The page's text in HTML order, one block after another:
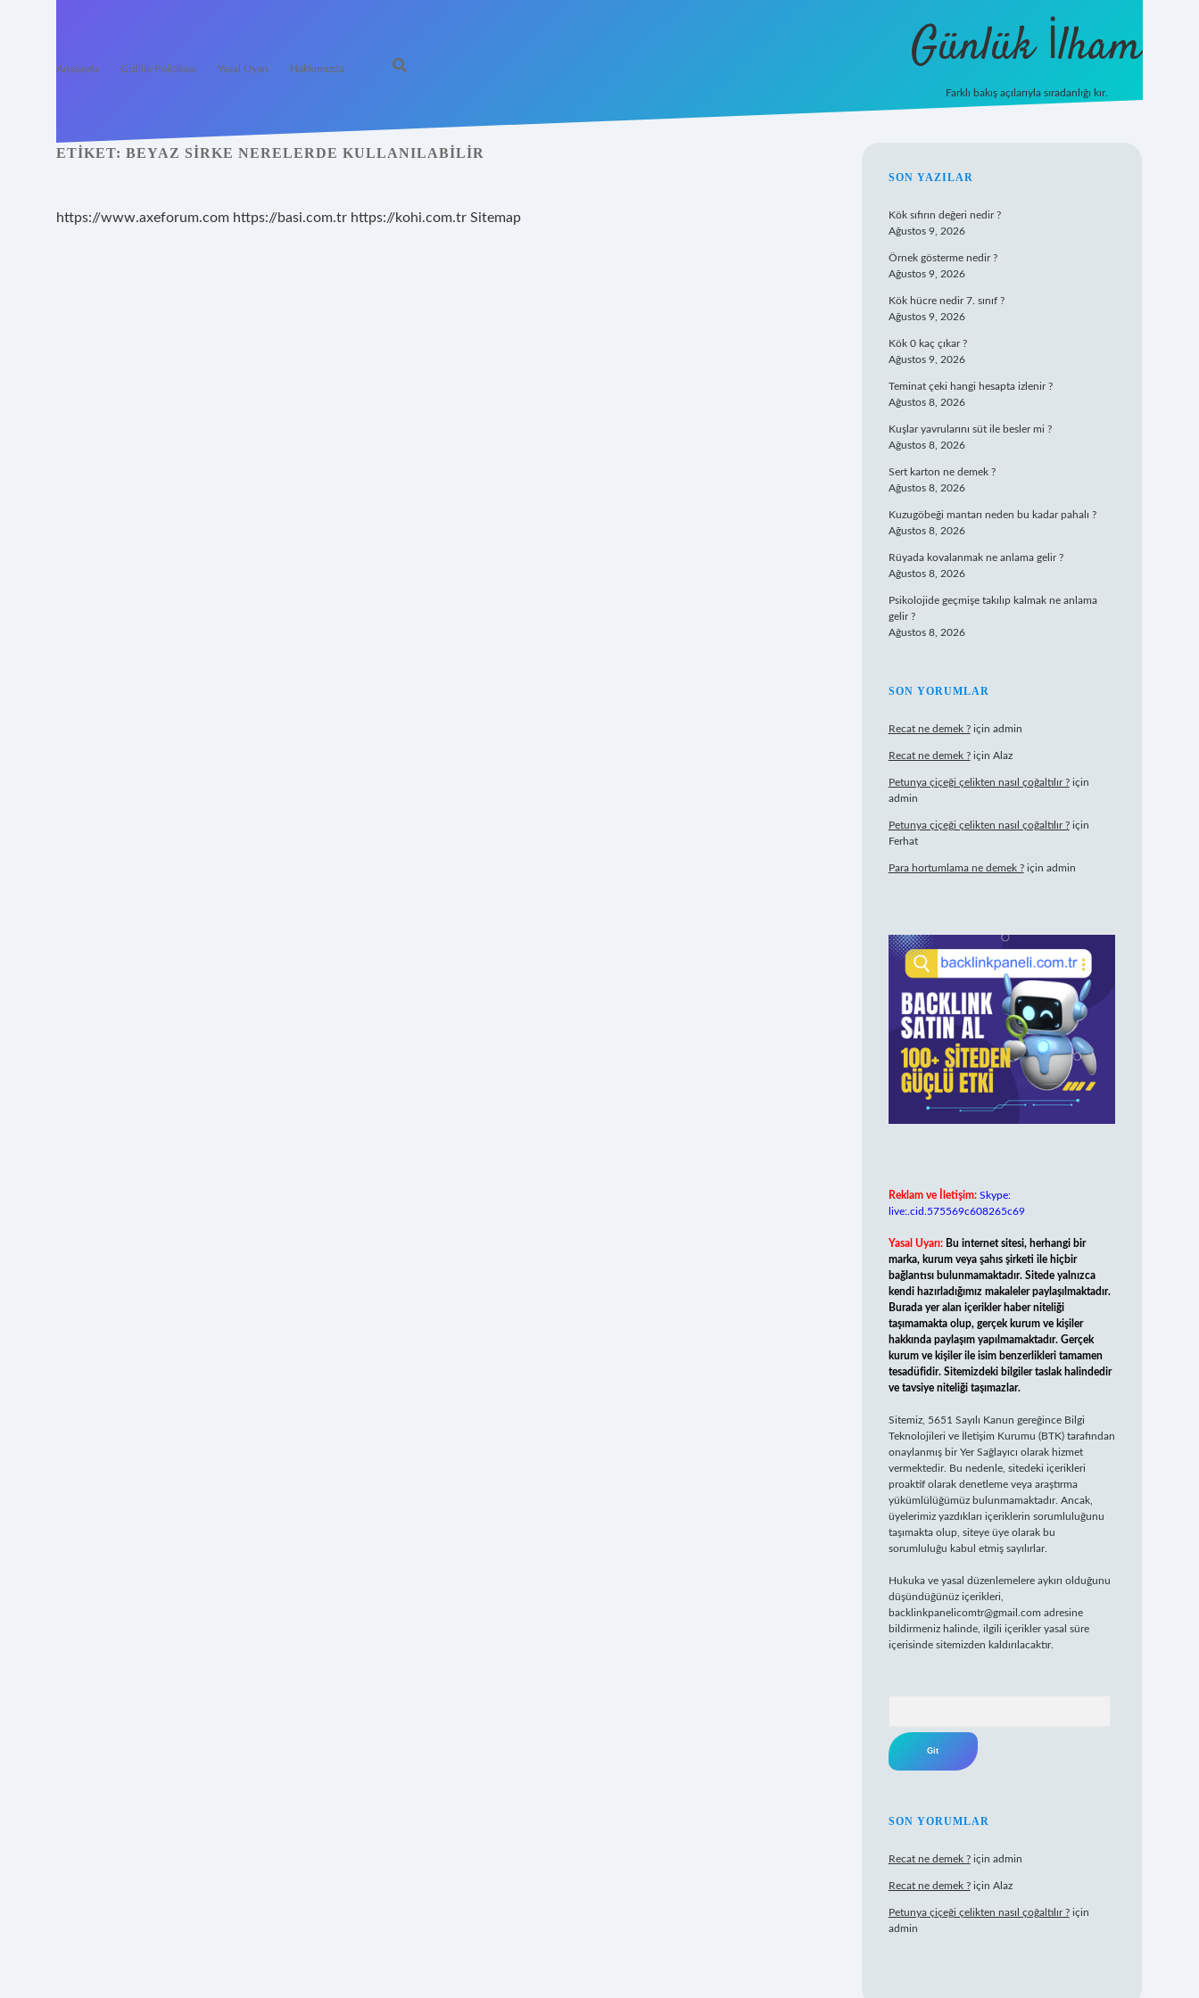
Anasayfa Gizlilik Politikası Yasal Uyarı Hakkımızda Günlük İlham
Farklı bakış açılarıyla sıradanlığı kır.
ETIKET: BEYAZ SIRKE NERELERDE KULLANILABILIR
https://www.axeforum.com https://basi.com.tr https://kohi.com.tr Sitemap
SIDEBAR
SON YAZILAR
Kök sıfırın değeri nedir ?
Ağustos 9, 2026
Örnek gösterme nedir ?
Ağustos 9, 2026
Kök hücre nedir 7. sınıf ?
Ağustos 9, 2026
Kök 0 kaç çıkar ?
Ağustos 9, 2026
Teminat çeki hangi hesapta izlenir ?
Ağustos 8, 2026
Kuşlar yavrularını süt ile besler mi ?
Ağustos 8, 2026
Sert karton ne demek ?
Ağustos 8, 2026
Kuzugöbeği mantarı neden bu kadar pahalı ?
Ağustos 8, 2026
Rüyada kovalanmak ne anlama gelir ?
Ağustos 8, 2026
Psikolojide geçmişe takılıp kalmak ne anlama
gelir ?
Ağustos 8, 2026
SON YORUMLAR
Recat ne demek ?için admin
Recat ne demek ?için Alaz
Petunya çiçeği çelikten nasıl çoğaltılır ?için
admin
Petunya çiçeği çelikten nasıl çoğaltılır ?için
Ferhat
Para hortumlama ne demek ?için admin
Reklam ve İletişim: Skype:
live:.cid.575569c608265c69
Yasal Uyarı: Bu internet sitesi, herhangi bir
marka, kurum veya şahıs şirketi ile hiçbir
bağlantısı bulunmamaktadır. Sitede yalnızca
kendi hazırladığımız makaleler paylaşılmaktadır.
Burada yer alan içerikler haber niteliği
taşımamakta olup, gerçek kurum ve kişiler
hakkında paylaşım yapılmamaktadır. Gerçek
kurum ve kişiler ile isim benzerlikleri tamamen
tesadüfidir. Sitemizdeki bilgiler taslak halindedir
ve tavsiye niteliği taşımazlar.
Sitemiz, 5651 Sayılı Kanun gereğince Bilgi
Teknolojileri ve İletişim Kurumu (BTK) tarafından
onaylanmış bir Yer Sağlayıcı olarak hizmet
vermektedir. Bu nedenle, sitedeki içerikleri
proaktif olarak denetleme veya araştırma
yükümlülüğümüz bulunmamaktadır. Ancak,
üyelerimiz yazdıkları içeriklerin sorumluluğunu
taşımakta olup, siteye üye olarak bu
sorumluluğu kabul etmiş sayılırlar.
Hukuka ve yasal düzenlemelere aykırı olduğunu
düşündüğünüz içerikleri,
backlinkpanelicomtr@gmail.com adresine
bildirmeniz halinde, ilgili içerikler yasal süre
içerisinde sitemizden kaldırılacaktır.
SON YORUMLAR
Recat ne demek ?için admin
Recat ne demek ?için Alaz
Petunya çiçeği çelikten nasıl çoğaltılır ?için
admin